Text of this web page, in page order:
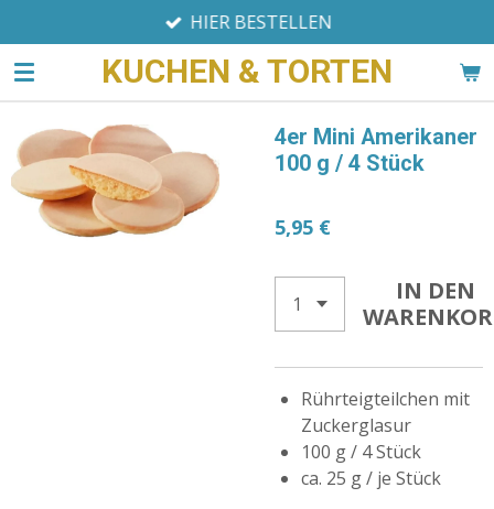
Hauptinhalt
springen
KUCHEN & TORTEN
HIER BESTELLEN
4er Mini Amerikaner
100 g / 4 Stück
5,95 €
IN DEN
Rührteigteilchen mit
Zuckerglasur
100 g / 4 Stück
ca. 25 g / je Stück